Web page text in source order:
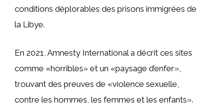
conditions déplorables des prisons immigrées de
la Libye.
En 2021, Amnesty International a décrit ces sites
comme «horribles» et un «paysage d’enfer»,
trouvant des preuves de «violence sexuelle,
contre les hommes, les femmes et les enfants».